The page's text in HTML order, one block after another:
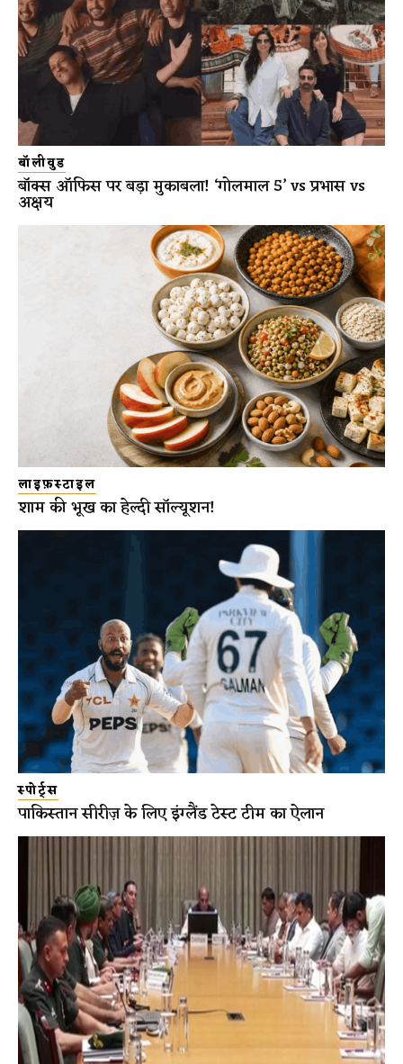
बॉलीवुड
बॉक्स ऑफिस पर बड़ा मुकाबला! ‘गोलमाल 5’ vs प्रभास vs
अक्षय
लाइफ़स्टाइल
शाम की भूख का हेल्दी सॉल्यूशन!
स्पोर्ट्स
पाकिस्तान सीरीज़ के लिए इंग्लैंड टेस्ट टीम का ऐलान